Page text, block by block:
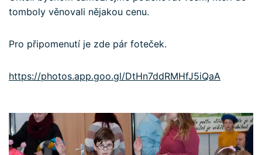
tomboly věnovali nějakou cenu.
Pro připomenutí je zde pár foteček.
https://photos.app.goo.gl/DtHn7ddRMHfJ5iQaA